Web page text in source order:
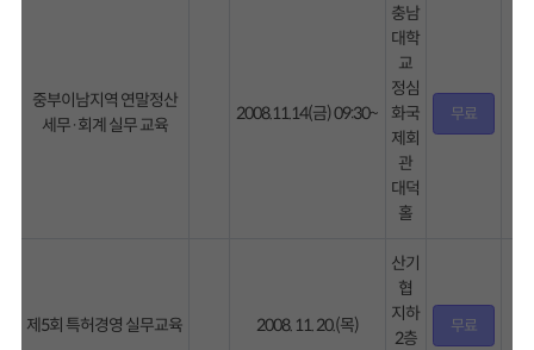
중부이남지역 연말정산
세무·회계 실무 교육
2008.11.14(금) 09:30~
충남
대학
교
정심
화국
제회
관
대덕
홀
무료
제5회 특허경영 실무교육 2008. 11. 20.(목)
산기
협
지하
2층
무료